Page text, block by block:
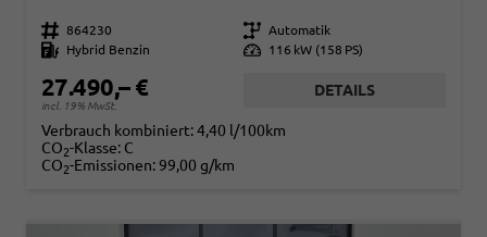
Fahrzeugnr. 864230 Getriebe Automatik
Kraftstoff
Hybrid Benzin Leistung 116 kW (158 PS)
27.490,– €
incl. 19% MwSt.
DETAILS
Verbrauch kombiniert:4,40 l/100km
CO2-Klasse: C
CO2-Emissionen: 99,00 g/km